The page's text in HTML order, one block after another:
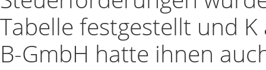
Tabelle festgestellt und
B-GmbH hatte ihnen